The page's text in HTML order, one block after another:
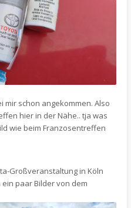
mir schon angekommen. Also
hier in der Nähe.. tja was
wie beim Franzosentreffen
Großveranstaltung in Köln
paar Bilder von dem